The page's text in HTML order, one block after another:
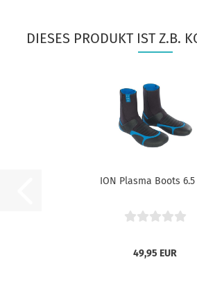
DIESES PRODUKT IST Z.B.
ION Plasma Boots 6.5
49,95 EUR